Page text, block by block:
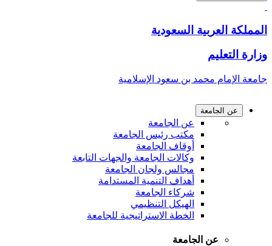
المملكة العربية السعودية
وزارة التعليم
جامعة الإمام محمد بن سعود الإسلامية
عن الجامعة
عن الجامعة
مكتب رئيس الجامعة
أوقاف الجامعة
وكالات الجامعة والجهات التابعة
مجالس ولجان الجامعة
أهداف التنمية المستدامة
شركاء الجامعة
الهيكل التنظيمي
الخطة الاستراتيجية للجامعة
عن الجامعة